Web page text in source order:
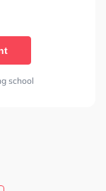
school